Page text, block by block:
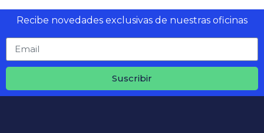
Recibe novedades exclusivas de nuestras oficinas
Suscribir